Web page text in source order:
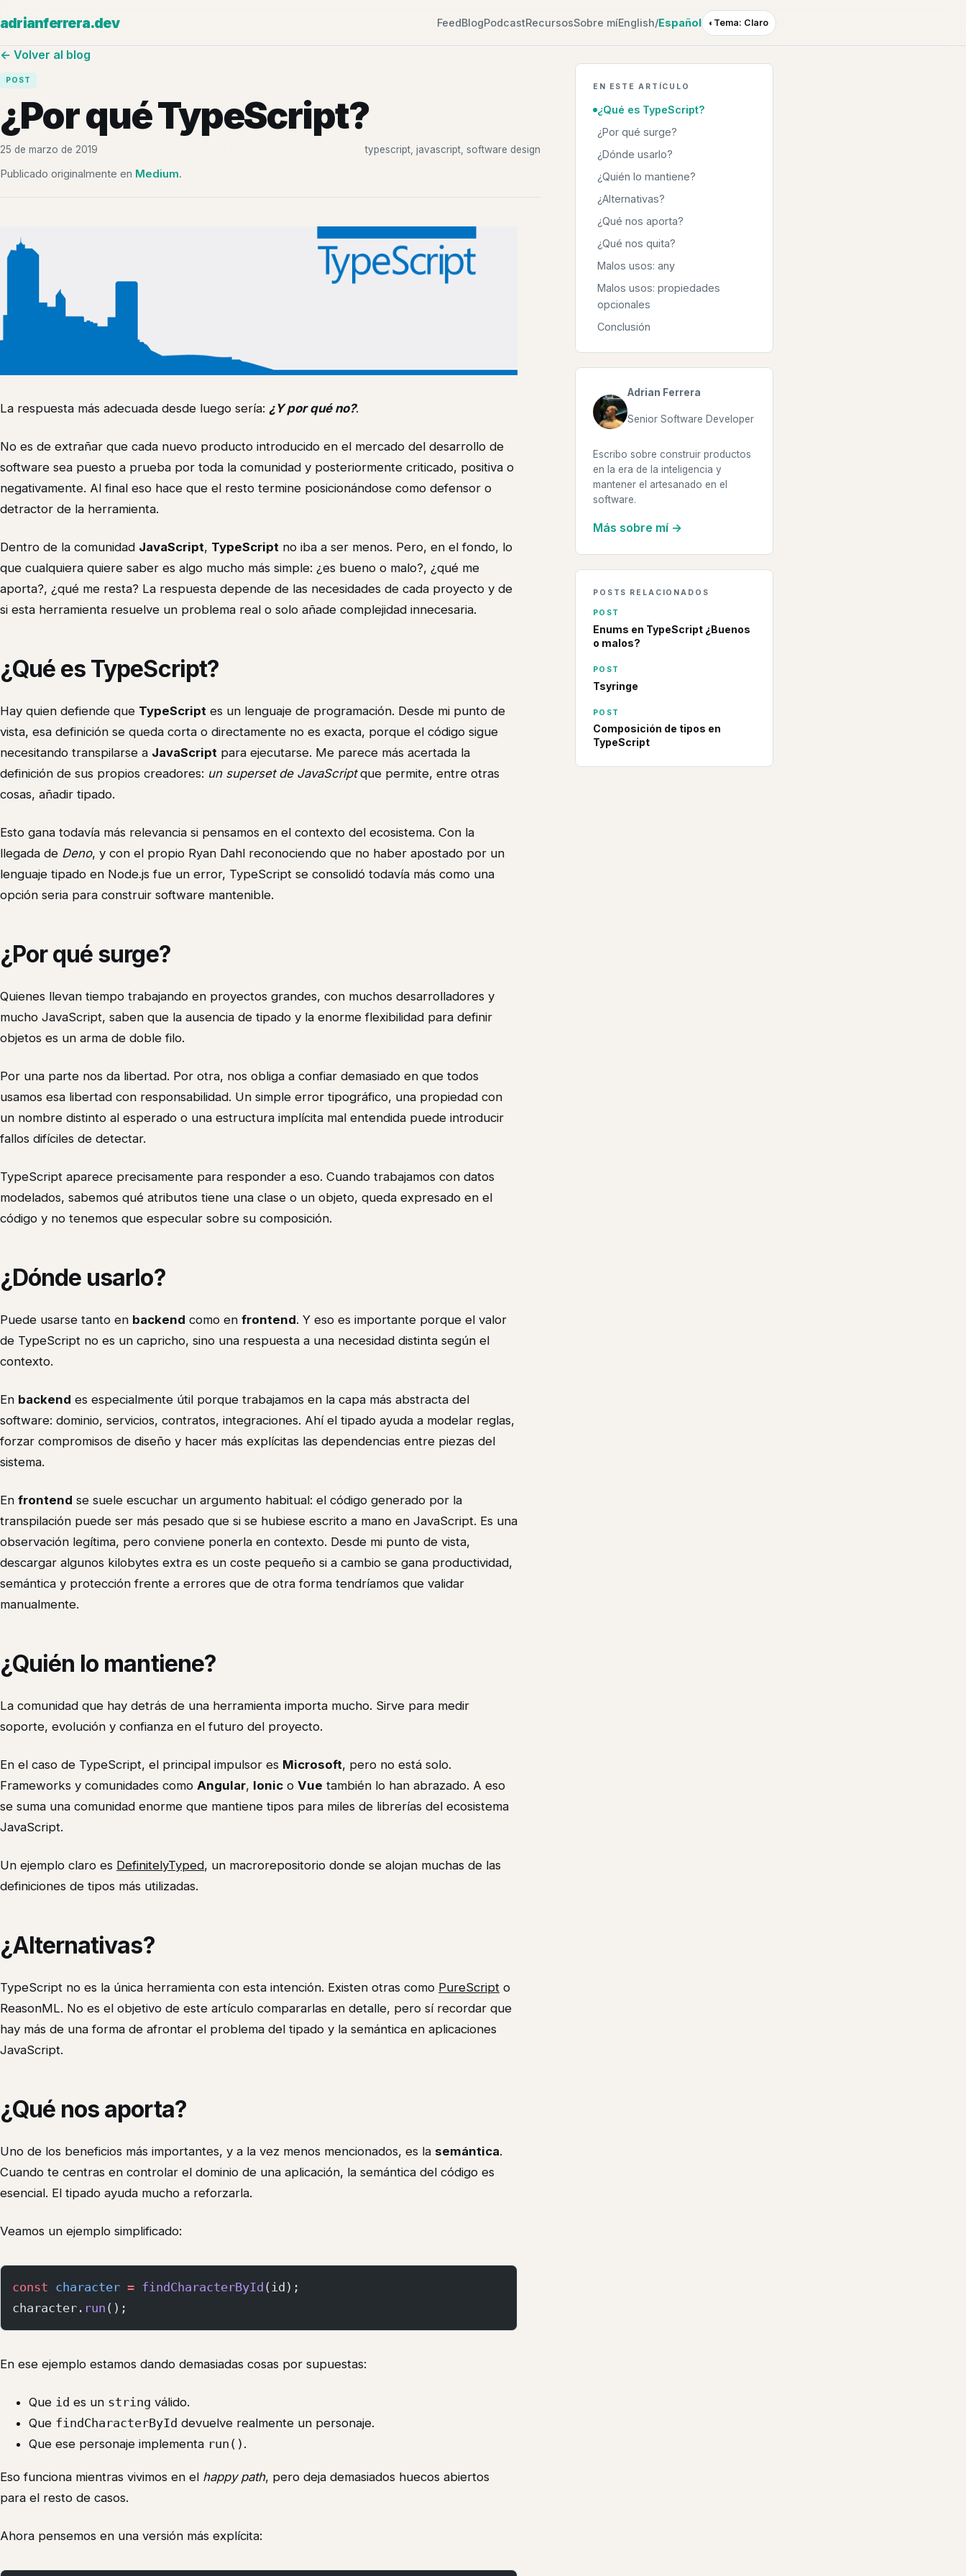
adrianferrera.dev FeedBlogPodcastRecursosSobre míEnglish/Español ◐ Tema: Claro
← Volver al blog
POST
¿Por qué TypeScript?
25 de marzo de 2019 typescript, javascript, software design
Publicado originalmente en Medium.
La respuesta más adecuada desde luego sería: ¿Y por qué no?.
No es de extrañar que cada nuevo producto introducido en el mercado del desarrollo de
software sea puesto a prueba por toda la comunidad y posteriormente criticado, positiva o
negativamente. Al final eso hace que el resto termine posicionándose como defensor o
detractor de la herramienta.
Dentro de la comunidad JavaScript, TypeScript no iba a ser menos. Pero, en el fondo, lo
que cualquiera quiere saber es algo mucho más simple: ¿es bueno o malo?, ¿qué me
aporta?, ¿qué me resta? La respuesta depende de las necesidades de cada proyecto y de
si esta herramienta resuelve un problema real o solo añade complejidad innecesaria.
¿Qué es TypeScript?
Hay quien defiende que TypeScript es un lenguaje de programación. Desde mi punto de
vista, esa definición se queda corta o directamente no es exacta, porque el código sigue
necesitando transpilarse a JavaScript para ejecutarse. Me parece más acertada la
definición de sus propios creadores: un superset de JavaScriptque permite, entre otras
cosas, añadir tipado.
Esto gana todavía más relevancia si pensamos en el contexto del ecosistema. Con la
llegada de Deno, y con el propio Ryan Dahl reconociendo que no haber apostado por un
lenguaje tipado en Node.js fue un error, TypeScript se consolidó todavía más como una
opción seria para construir software mantenible.
¿Por qué surge?
Quienes llevan tiempo trabajando en proyectos grandes, con muchos desarrolladores y
mucho JavaScript, saben que la ausencia de tipado y la enorme flexibilidad para definir
objetos es un arma de doble filo.
Por una parte nos da libertad. Por otra, nos obliga a confiar demasiado en que todos
usamos esa libertad con responsabilidad. Un simple error tipográfico, una propiedad con
un nombre distinto al esperado o una estructura implícita mal entendida puede introducir
fallos difíciles de detectar.
TypeScript aparece precisamente para responder a eso. Cuando trabajamos con datos
modelados, sabemos qué atributos tiene una clase o un objeto, queda expresado en el
código y no tenemos que especular sobre su composición.
¿Dónde usarlo?
Puede usarse tanto en backend como en frontend. Y eso es importante porque el valor
de TypeScript no es un capricho, sino una respuesta a una necesidad distinta según el
contexto.
En backend es especialmente útil porque trabajamos en la capa más abstracta del
software: dominio, servicios, contratos, integraciones. Ahí el tipado ayuda a modelar reglas,
forzar compromisos de diseño y hacer más explícitas las dependencias entre piezas del
sistema.
En frontend se suele escuchar un argumento habitual: el código generado por la
transpilación puede ser más pesado que si se hubiese escrito a mano en JavaScript. Es una
observación legítima, pero conviene ponerla en contexto. Desde mi punto de vista,
descargar algunos kilobytes extra es un coste pequeño si a cambio se gana productividad,
semántica y protección frente a errores que de otra forma tendríamos que validar
manualmente.
¿Quién lo mantiene?
La comunidad que hay detrás de una herramienta importa mucho. Sirve para medir
soporte, evolución y confianza en el futuro del proyecto.
En el caso de TypeScript, el principal impulsor es Microsoft, pero no está solo.
Frameworks y comunidades como Angular, Ionic o Vue también lo han abrazado. A eso
se suma una comunidad enorme que mantiene tipos para miles de librerías del ecosistema
JavaScript.
Un ejemplo claro es DefinitelyTyped, un macrorepositorio donde se alojan muchas de las
definiciones de tipos más utilizadas.
¿Alternativas?
TypeScript no es la única herramienta con esta intención. Existen otras como PureScript o
ReasonML. No es el objetivo de este artículo compararlas en detalle, pero sí recordar que
hay más de una forma de afrontar el problema del tipado y la semántica en aplicaciones
JavaScript.
¿Qué nos aporta?
Uno de los beneficios más importantes, y a la vez menos mencionados, es la semántica.
Cuando te centras en controlar el dominio de una aplicación, la semántica del código es
esencial. El tipado ayuda mucho a reforzarla.
Veamos un ejemplo simplificado:
const character = findCharacterById (id);
character. run ();
En ese ejemplo estamos dando demasiadas cosas por supuestas:
Que id es un string válido.
Que findCharacterById devuelve realmente un personaje.
Que ese personaje implementa run() .
Eso funciona mientras vivimos en el happy path, pero deja demasiados huecos abiertos
para el resto de casos.
Ahora pensemos en una versión más explícita:
EN ESTE ARTÍCULO
¿Qué es TypeScript?
¿Por qué surge?
¿Dónde usarlo?
¿Quién lo mantiene?
¿Alternativas?
¿Qué nos aporta?
¿Qué nos quita?
Malos usos: any
Malos usos: propiedades
opcionales
Conclusión
Adrian Ferrera
Senior Software Developer
Escribo sobre construir productos
en la era de la inteligencia y
mantener el artesanado en el
software.
Más sobre mí →
POSTS RELACIONADOS
POST
Enums en TypeScript ¿Buenos
o malos?
POST
Tsyringe
POST
Composición de tipos en
TypeScript